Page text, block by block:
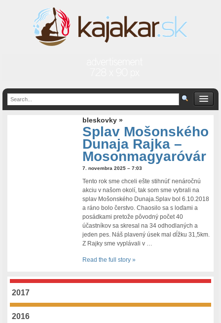
bleskovky »
Splav Mošonského
Dunaja Rajka –
Mosonmagyaróvár
7. novembra 2025 – 7:03
Tento rok sme chceli ešte stihnúť nenáročnú
akciu v našom okolí, tak som sme vybrali na
splav Mošonského Dunaja.Splav bol 6.10.2018
a ráno bolo čerstvo. Chaosilo sa s loďami a
posádkami pretože pôvodný počet 40
účastníkov sa skresal na 34 odhodlaných a
jeden pes. Náš plavený úsek mal dĺžku 31,5km.
Z Rajky sme vyplávali v …
Read the full story »
2017
2016